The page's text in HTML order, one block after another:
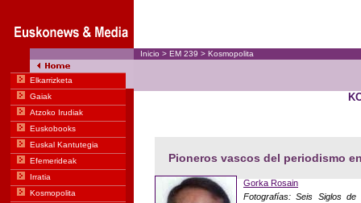
Pioneros vascos del periodismo
Gorka Rosain
Fotografías: Seis Siglos
Inicio > EM 239 > Kosmopolita